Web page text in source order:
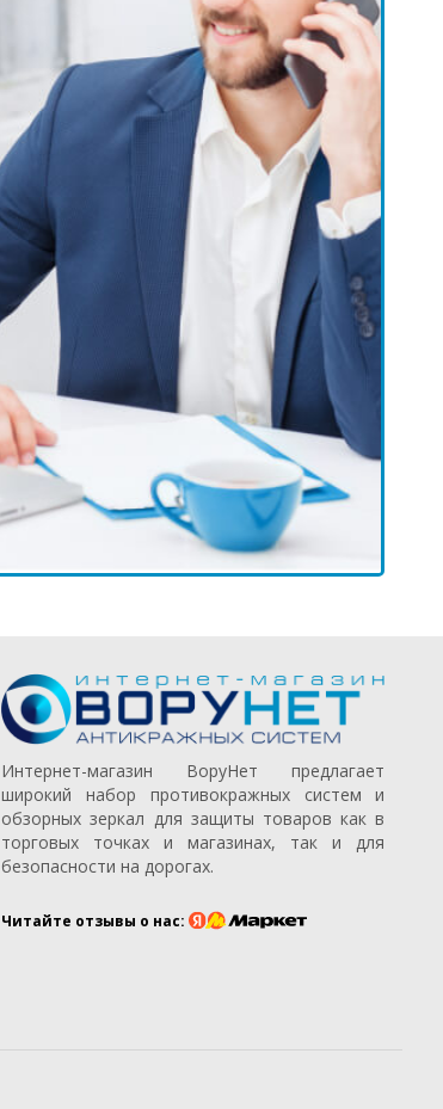
Интернет-магазин ВоруНет предлагает
широкий набор противокражных систем и
обзорных зеркал для защиты товаров как в
торговых точках и магазинах, так и для
безопасности на дорогах.
Читайте отзывы о нас: